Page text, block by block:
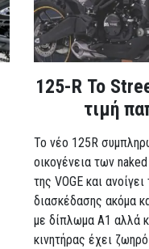
125-R Το
τιμή
Το νέο 125R
οικογένεια των
της VOGE και
διασκέδασης ακόμα
με δίπλωμα A1 αλλά
κινητήρας έχει